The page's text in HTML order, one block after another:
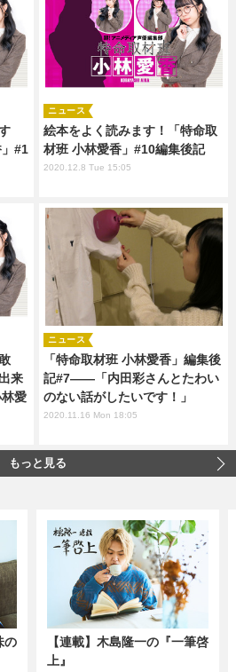
#1
絵本をよく読みます！「特命取
材班 小林愛香」#10編集後記
ニュース
2020.12.8 Tue 15:05
来
愛
「特命取材班 小林愛香」編集後
記#7――「内田彩さんとたわい
のない話がしたいです！」
ニュース
2020.11.16 Mon 18:05
もっと見る
の
【連載】木島隆一の『一筆啓
上』